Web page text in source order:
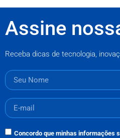
Assine
Receba dicas de tecnologia,
Concordo que minhas informações